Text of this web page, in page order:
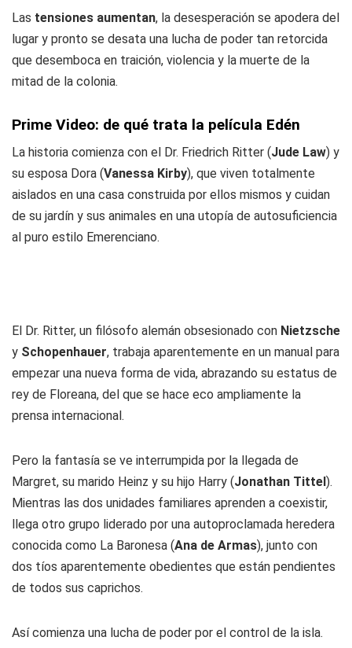
Las tensiones aumentan, la desesperación se apodera del
lugar y pronto se desata una lucha de poder tan retorcida
que desemboca en traición, violencia y la muerte de la
mitad de la colonia.
Prime Video: de qué trata la película Edén
La historia comienza con el Dr. Friedrich Ritter (Jude Law) y
su esposa Dora (Vanessa Kirby), que viven totalmente
aislados en una casa construida por ellos mismos y cuidan
de su jardín y sus animales en una utopía de autosuficiencia
al puro estilo Emerenciano.
El Dr. Ritter, un filósofo alemán obsesionado con Nietzsche
y Schopenhauer, trabaja aparentemente en un manual para
empezar una nueva forma de vida, abrazando su estatus de
rey de Floreana, del que se hace eco ampliamente la
prensa internacional.
Pero la fantasía se ve interrumpida por la llegada de
Margret, su marido Heinz y su hijo Harry (Jonathan Tittel).
Mientras las dos unidades familiares aprenden a coexistir,
llega otro grupo liderado por una autoproclamada heredera
conocida como La Baronesa (Ana de Armas), junto con
dos tíos aparentemente obedientes que están pendientes
de todos sus caprichos.
Así comienza una lucha de poder por el control de la isla.